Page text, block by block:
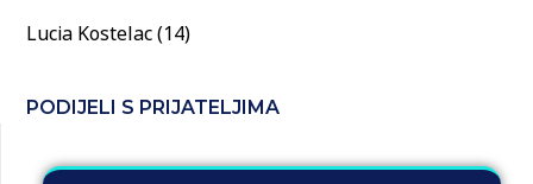
Lucia Kostelac (14)
PODIJELI S PRIJATELJIMA